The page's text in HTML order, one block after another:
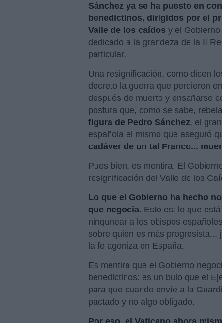
Sánchez ya se ha puesto en
benedictinos, dirigidos por el
Valle de los caídos y el
dedicado a la grandeza de la II
particular.
Una resignificación, como dicen
decreto la guerra que perdieron
después de muerto y ensañarse
postura que, como se sabe,
figura de Pedro Sánchez, el
española el mismo que aseguró
cadáver de un tal Franco...
Pues bien, es mentira. El
resignificación del Valle de los
Lo que el Gobierno ha hecho
que negocia. Esto es: lo que
ningunear a los obispos
sobre quién es más progresista...
la fe agoniza en España.
Es mentira que el Gobierno
benedictinos: es un bulo que el
para que cuando envíe a la
pactado y no algo obligado.
Por eso, el Vaticano ahora